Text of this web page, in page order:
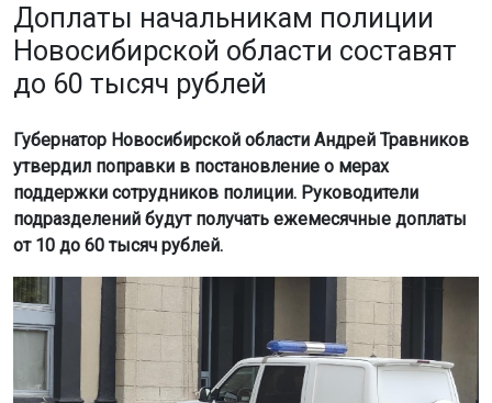
Доплаты начальникам полиции
Новосибирской области составят
до 60 тысяч рублей
Губернатор Новосибирской области Андрей Травников
утвердил поправки в постановление о мерах
поддержки сотрудников полиции. Руководители
подразделений будут получать ежемесячные доплаты
от 10 до 60 тысяч рублей.